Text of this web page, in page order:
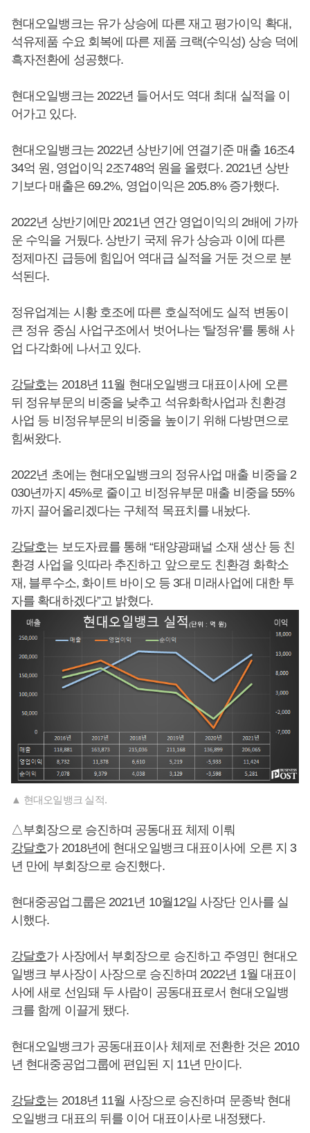
현대오일뱅크는 유가 상승에 따른 재고 평가이익 확대,
석유제품 수요 회복에 따른 제품 크랙(수익성) 상승 덕에
흑자전환에 성공했다.
현대오일뱅크는 2022년 들어서도 역대 최대 실적을 이
어가고 있다.
현대오일뱅크는 2022년 상반기에 연결기준 매출 16조4
34억 원, 영업이익 2조748억 원을 올렸다. 2021년 상반
기보다 매출은 69.2%, 영업이익은 205.8% 증가했다.
2022년 상반기에만 2021년 연간 영업이익의 2배에 가까
운 수익을 거뒀다. 상반기 국제 유가 상승과 이에 따른
정제마진 급등에 힘입어 역대급 실적을 거둔 것으로 분
석된다.
정유업계는 시황 호조에 따른 호실적에도 실적 변동이
큰 정유 중심 사업구조에서 벗어나는 '탈정유'를 통해 사
업 다각화에 나서고 있다.
강달호는 2018년 11월 현대오일뱅크 대표이사에 오른
뒤 정유부문의 비중을 낮추고 석유화학사업과 친환경
사업 등 비정유부문의 비중을 높이기 위해 다방면으로
힘써왔다.
2022년 초에는 현대오일뱅크의 정유사업 매출 비중을 2
030년까지 45%로 줄이고 비정유부문 매출 비중을 55%
까지 끌어올리겠다는 구체적 목표치를 내놨다.
강달호는 보도자료를 통해 “태양광패널 소재 생산 등 친
환경 사업을 잇따라 추진하고 앞으로도 친환경 화학소
재, 블루수소, 화이트 바이오 등 3대 미래사업에 대한 투
자를 확대하겠다”고 밝혔다.
▲ 현대오일뱅크 실적.
△부회장으로 승진하며 공동대표 체제 이뤄
강달호가 2018년에 현대오일뱅크 대표이사에 오른 지 3
년 만에 부회장으로 승진했다.
현대중공업그룹은 2021년 10월12일 사장단 인사를 실
시했다.
강달호가 사장에서 부회장으로 승진하고 주영민 현대오
일뱅크 부사장이 사장으로 승진하며 2022년 1월 대표이
사에 새로 선임돼 두 사람이 공동대표로서 현대오일뱅
크를 함께 이끌게 됐다.
현대오일뱅크가 공동대표이사 체제로 전환한 것은 2010
년 현대중공업그룹에 편입된 지 11년 만이다.
강달호는 2018년 11월 사장으로 승진하며 문종박 현대
오일뱅크 대표의 뒤를 이어 대표이사로 내정됐다.